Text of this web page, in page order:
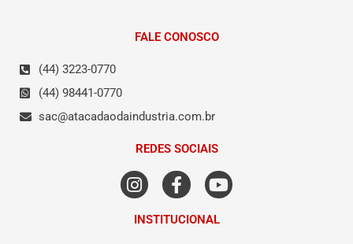
FALE CONOSCO
(44) 3223-0770
(44) 98441-0770
sac@atacadaodaindustria.com.br
REDES SOCIAIS
INSTITUCIONAL